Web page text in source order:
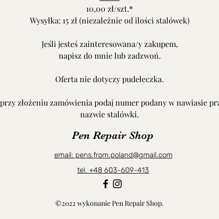
10,00 zł/szt.*
Wysyłka: 15 zł (niezależnie od ilości stalówek)
Jeśli jesteś zainteresowana/y zakupem,
napisz do mnie lub zadzwoń.
Oferta nie dotyczy pudełeczka.
złożeniu zamówienia podaj numer podany w nawiasie
nazwie stalówki.
Pen Repair Shop
email: pens.from.poland@gmail.com
tel. +48 603-609-413
©2022 wykonanie Pen Repair Shop.